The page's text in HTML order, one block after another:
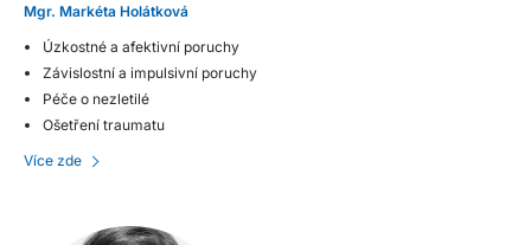
Mgr. Markéta Holátková
Úzkostné a afektivní poruchy
Závislostní a impulsivní poruchy
Péče o nezletilé
Ošetření traumatu
Více zde